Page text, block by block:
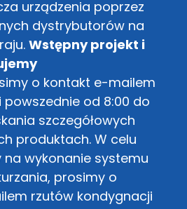
urządzenia poprzez
dystrybutorów na
Wstępny projekt i
o kontakt e-mailem
od 8:00 do
szczegółowych
produktach. W celu
wykonanie systemu
prosimy o
rzutów kondygnacji